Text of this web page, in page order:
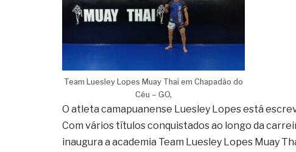
Team Luesley Lopes Muay Thai em Chapadão do
Céu – GO,
O atleta camapuanense Luesley Lopes está
Com vários títulos conquistados ao longo da
inaugura a academia Team Luesley Lopes Muay